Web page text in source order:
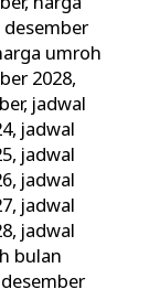
umroh
2028,
, jadwal
, jadwal
, jadwal
, jadwal
, jadwal
, jadwal
bulan